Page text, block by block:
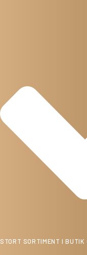
STORT SORTIMENT I BUTIK